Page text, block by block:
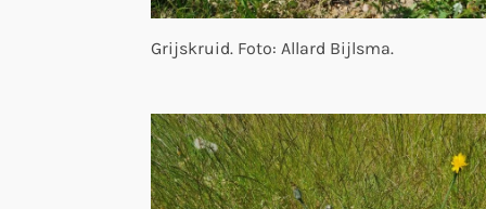
Grijskruid. Foto: Allard Bijlsma.